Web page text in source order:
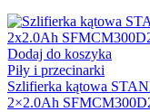
Dodaj do koszyka
Piły i przecinarki
Szlifierka kątowa
2×2.0Ah